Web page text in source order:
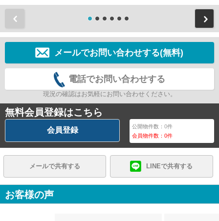
メールでお問い合わせする(無料)
電話でお問い合わせする
現況の確認はお気軽にお問い合わせください。
無料会員登録はこちら
会員登録 公開物件数：0件
会員物件数：0件
メールで共有する LINEで共有する
お客様の声